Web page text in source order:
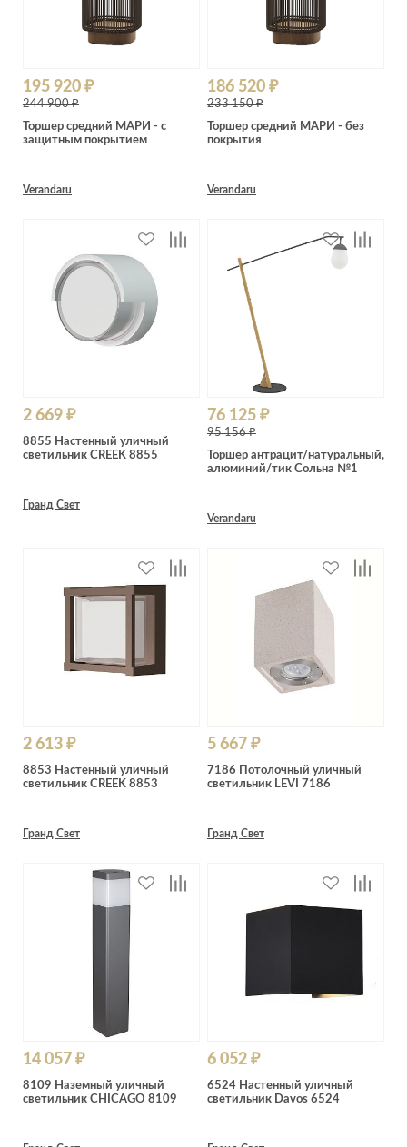
195 920 ₽
244 900 ₽
Торшер средний МАРИ - с
защитным покрытием
Verandaru
186 520 ₽
233 150 ₽
Торшер средний МАРИ - без
покрытия
Verandaru
2 669 ₽
8855 Настенный уличный
светильник CREEK 8855
Гранд Свет
76 125 ₽
95 156 ₽
Торшер антрацит/натуральный,
алюминий/тик Сольна №1
Verandaru
2 613 ₽
8853 Настенный уличный
светильник CREEK 8853
Гранд Свет
5 667 ₽
7186 Потолочный уличный
светильник LEVI 7186
Гранд Свет
14 057 ₽
8109 Наземный уличный
светильник CHICAGO 8109
6 052 ₽
6524 Настенный уличный
светильник Davos 6524